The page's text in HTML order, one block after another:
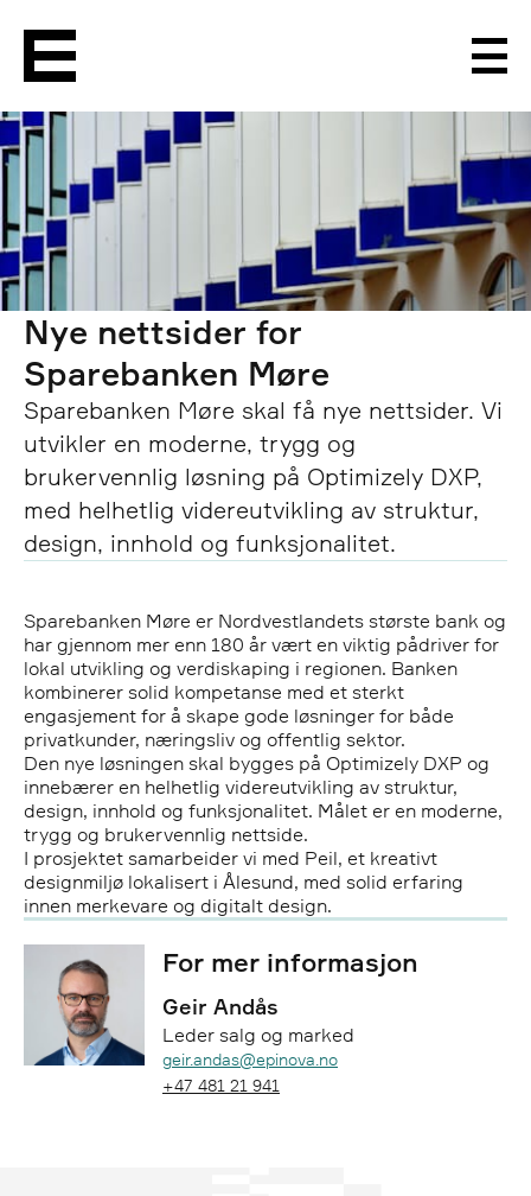
Nye nettsider for
Sparebanken Møre
Sparebanken Møre skal få nye nettsider. Vi
utvikler en moderne, trygg og
brukervennlig løsning på Optimizely DXP,
med helhetlig videreutvikling av struktur,
design, innhold og funksjonalitet.
Sparebanken Møre er Nordvestlandets største bank og
har gjennom mer enn 180 år vært en viktig pådriver for
lokal utvikling og verdiskaping i regionen. Banken
kombinerer solid kompetanse med et sterkt
engasjement for å skape gode løsninger for både
privatkunder, næringsliv og offentlig sektor.
Den nye løsningen skal bygges på Optimizely DXP og
innebærer en helhetlig videreutvikling av struktur,
design, innhold og funksjonalitet. Målet er en moderne,
trygg og brukervennlig nettside.
I prosjektet samarbeider vi med Peil, et kreativt
designmiljø lokalisert i Ålesund, med solid erfaring
innen merkevare og digitalt design.
For mer informasjon
Geir Andås
Leder salg og marked
geir.andas@epinova.no
+47 481 21 941